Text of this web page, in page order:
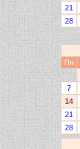
21
28
Пн
7
14
21
28